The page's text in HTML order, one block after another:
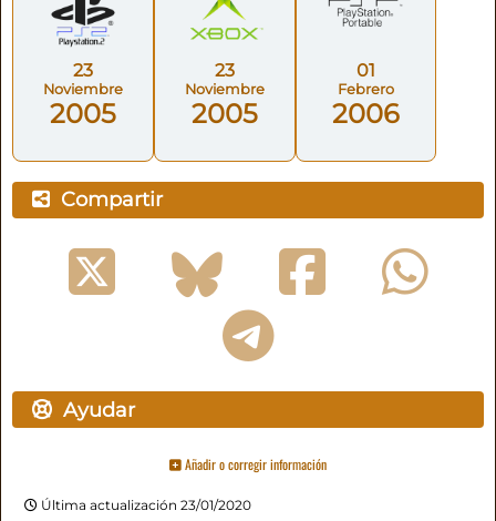
23
Noviembre
2005
23
Noviembre
2005
01
Febrero
2006
Compartir
Ayudar
Añadir o corregir información
Última actualización 23/01/2020